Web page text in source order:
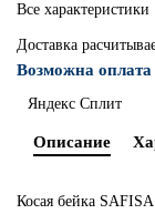
Все характеристики
Доставка
Возможна
Яндекс Сплит
Описание
Косая бейка